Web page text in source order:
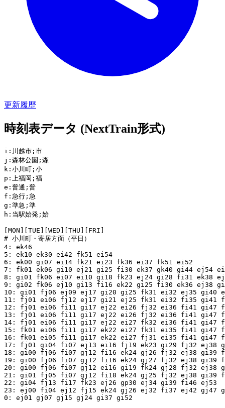
更新履歴
時刻表データ (NextTrain形式)
i:川越市;市
j:森林公園;森
k:小川町;小
p:上福岡;福
e:普通;普
f:急行;急
g:準急;準
h:当駅始発;始
[MON][TUE][WED][THU][FRI]
# 小川町・寄居方面（平日）
4: ek46
5: ek10 ek30 ei42 fk51 ei54
6: ek00 gi07 ei14 fk21 ei23 fk36 ei37 fk51 ei52
7: fk01 ek06 gi10 ej21 gi25 fi30 ek37 gk40 gi44 ej54
8: gi01 fk06 ei07 ei10 gi18 fk23 ej24 gi28 fi31 ek38
9: gi02 fk06 ej10 gi13 fi16 ek22 gi25 fi30 ek36 ej38
10: gi01 fj06 ej09 ej17 gi20 gi25 fk31 ei32 ej35 gi40
11: fj01 ei06 fj12 ej17 gi21 ej25 fk31 ei32 fi35 gi41
12: fj01 ei06 fi11 gi17 ej22 ei26 fj32 ei36 fi41 gi47
13: fj01 ei06 fi11 gi17 ej22 ei26 fj32 ei36 fi41 gi47
14: fj01 ei06 fi11 gi17 ej22 ei27 fk32 ei36 fi41 gi47
15: fk01 ei06 fi11 gi17 ek22 ei27 fk31 ei35 fi41 gi47
16: fk01 ei05 fi11 gi17 ek22 ei27 fj31 ei35 fi41 gi47
17: fj01 gi04 fi07 ej13 ei16 fj19 ek23 gi29 fj32 ej38
18: gi00 fj06 fi07 gj12 fi16 ek24 gj26 fj32 ej38 gi39
19: gi00 fj06 fi07 gj12 fi16 ek24 gj27 fj32 ej38 gi39
20: gi00 fj06 fi07 gj12 ei16 gi19 fk24 gj28 fj32 ej38
21: gi01 fj05 fi07 gj12 fi18 ek24 gj25 fj32 ej38 gi39
22: gi04 fj13 fi17 fk23 ej26 gp30 ej34 gi39 fi46 ej53
23: ej00 fi04 ej12 fj15 ek24 gj26 ej32 fi37 ej42 gj47
0: ej01 gj07 gj15 gj24 gi37 gi52